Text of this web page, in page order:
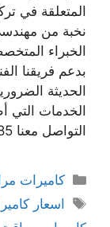
المتعلقة في
نخبة من
الخبراء
بدعم فريقنا
الحديثة
الخدمات التي
التواصل معنا 66428585 عبر …
كاميرات
اسعار